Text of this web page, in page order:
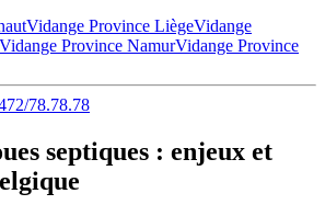
Vidange Province LiègeVidange
Vidange Province NamurVidange Province
78.78.78
septiques : enjeux et